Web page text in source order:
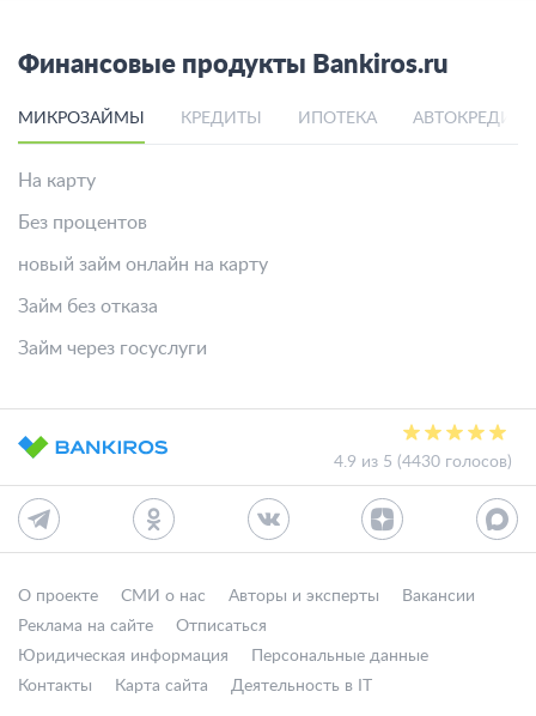
Финансовые продукты Bankiros.ru
МИКРОЗАЙМЫ КРЕДИТЫ ИПОТЕКА
На карту
Без процентов
новый займ онлайн на карту
Займ без отказа
Займ через госуслуги
4.9 из 5 (4430 голосов)
О проекте СМИ о нас Авторы и эксперты
Вакансии
Реклама на сайте
Отписаться
Юридическая информация
Персональные данные
Контакты
Карта сайта Деятельность в IT